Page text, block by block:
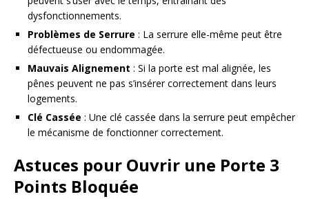
dysfonctionnements.
Problèmes de Serrure : La serrure elle-même peut être
défectueuse ou endommagée.
Mauvais Alignement : Si la porte est mal alignée, les
pênes peuvent ne pas s’insérer correctement dans leurs
logements.
Clé Cassée : Une clé cassée dans la serrure peut empêcher
le mécanisme de fonctionner correctement.
Astuces pour Ouvrir une Porte 3
Points Bloquée